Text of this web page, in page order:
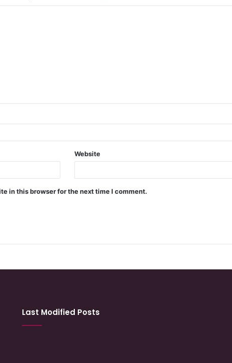
Website
in this browser for the next time I comment.
Last Modified Posts